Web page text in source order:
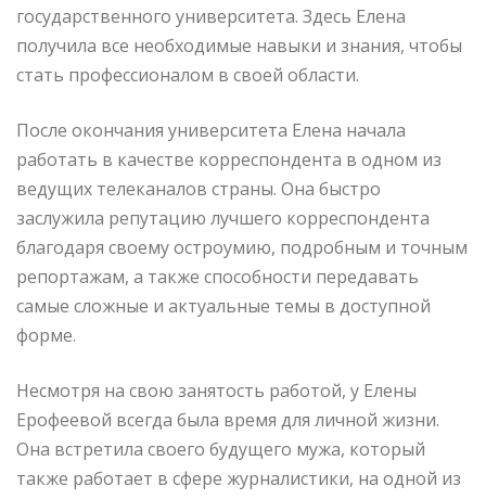
государственного университета. Здесь Елена
получила все необходимые навыки и знания, чтобы
стать профессионалом в своей области.
После окончания университета Елена начала
работать в качестве корреспондента в одном из
ведущих телеканалов страны. Она быстро
заслужила репутацию лучшего корреспондента
благодаря своему остроумию, подробным и точным
репортажам, а также способности передавать
самые сложные и актуальные темы в доступной
форме.
Несмотря на свою занятость работой, у Елены
Ерофеевой всегда была время для личной жизни.
Она встретила своего будущего мужа, который
также работает в сфере журналистики, на одной из